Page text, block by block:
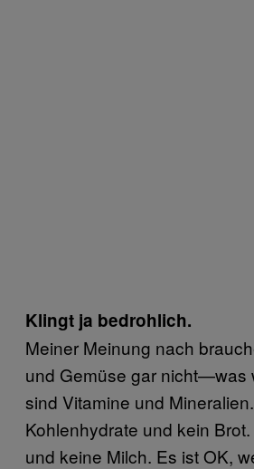
Klingt ja bedrohlich.
Meiner Meinung nach
und Gemüse gar nicht—was
sind Vitamine und
Kohlenhydrate und kein
und keine Milch. Es ist OK,